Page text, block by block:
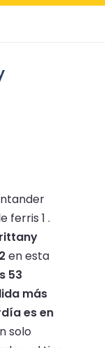
ferris 1 .
en esta
53
más
es en
solo